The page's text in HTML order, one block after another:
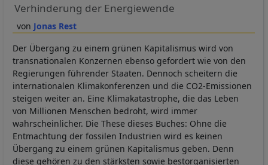
Jonas Rest
Verhinderung der Energiewende
Der Übergang zu einem grünen Kapitalismus wird von
transnationalen Konzernen ebenso gefordert wie von den
Regierungen führender Staaten. Dennoch scheitern die
internationalen Klimakonferenzen und die CO2-Emissionen
steigen weiter an. Eine Klimakatastrophe, die das Leben
von Millionen Menschen bedroht, wird immer
wahrscheinlicher. Die These dieses Buches: Ohne die
Entmachtung der fossilen Industrien wird es keinen
Übergang zu einem grünen Kapitalismus geben. Denn
diese gehören zu den stärksten sowie bestorganisierten